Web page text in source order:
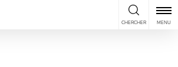
CHERCHER MENU